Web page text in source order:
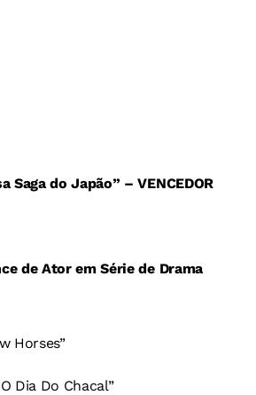
Saga do Japão” – VENCEDOR
de Ator em Série de Drama
Horses”
Dia Do Chacal”